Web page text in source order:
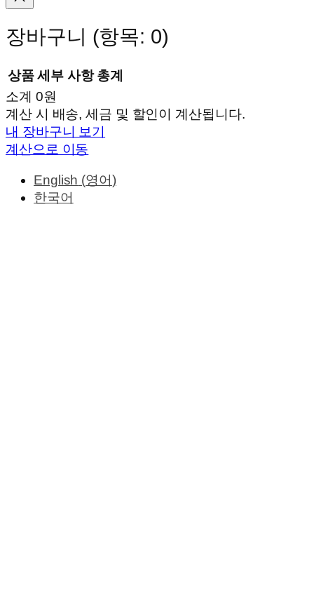
장바구니 (항목: 0)
장
바
구
니
에
상품 세부 사항 총계
소계 0원
계산 시 배송, 세금 및 할인이 계산됩니다.
내 장바구니 보기
계산으로 이동
English (영어)
한국어